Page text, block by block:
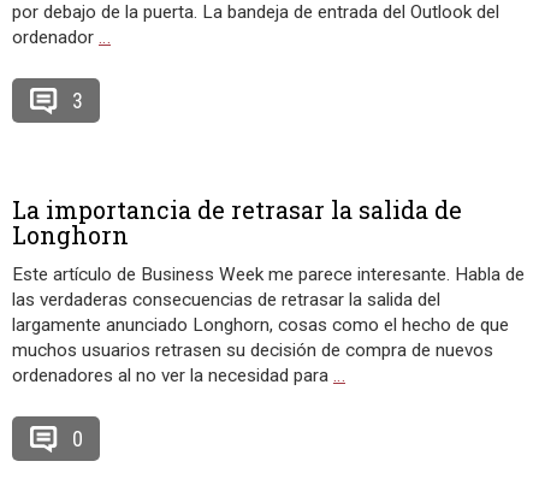
por debajo de la puerta. La bandeja de entrada del Outlook del
ordenador …
3
La importancia de retrasar la salida de
Longhorn
Este artículo de Business Week me parece interesante. Habla de
las verdaderas consecuencias de retrasar la salida del
largamente anunciado Longhorn, cosas como el hecho de que
muchos usuarios retrasen su decisión de compra de nuevos
ordenadores al no ver la necesidad para …
0